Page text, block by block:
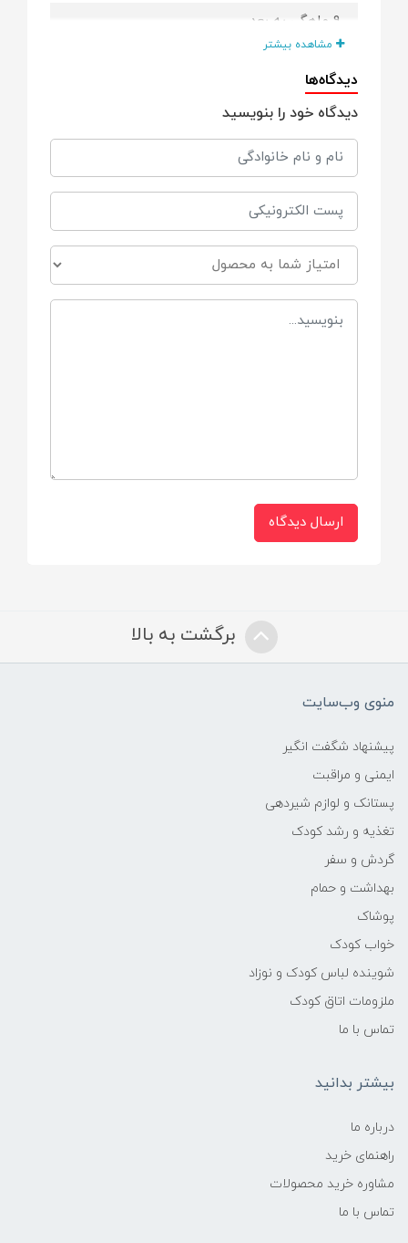
9 ماهگی به بعد
کشور سازنده
انگلستان
حجم
240 میل
دسته
دارد
مشاهده بیشتر
دیدگاه‌ها
دیدگاه خود را بنویسید
ارسال دیدگاه
برگشت به بالا
منوی وب‌سایت
پیشنهاد شگفت انگیر
ایمنی و مراقبت
پستانک و لوازم شیردهی
تغذیه و رشد کودک
گردش و سفر
بهداشت و حمام
پوشاک
خواب کودک
شوینده لباس کودک و نوزاد
ملزومات اتاق کودک
تماس با ما
بیشتر بدانید
درباره ما
راهنمای خرید
مشاوره خرید محصولات
تماس با ما